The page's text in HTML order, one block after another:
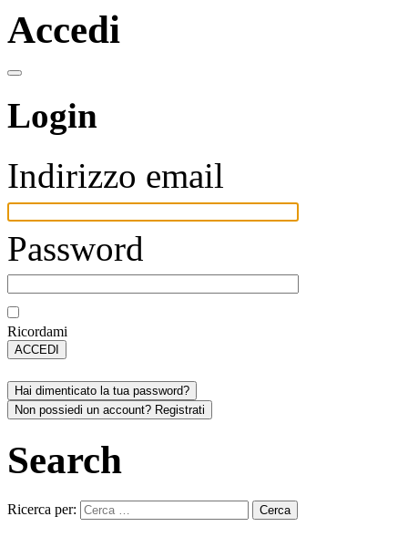
Accedi
Login
Indirizzo email
Password
Ricordami
ACCEDI
Hai dimenticato la tua password?
Non possiedi un account? Registrati
Search
Ricerca per: